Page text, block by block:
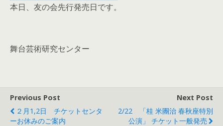
本日、友の会先行発売日です。
舞台芸術研究センター
Previous Post
２月1,2日 チケットセンタ
ーお休みのご案内
Next Post
2/22 「桂 米團治 春秋座特別
公演」 チケット一般発売